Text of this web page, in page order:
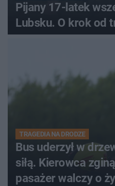
Pijany 17-latek
Lubsku. O krok od
TRAGEDIA NA DRODZE
Bus uderzył w
siłą. Kierowca
pasażer walczy o